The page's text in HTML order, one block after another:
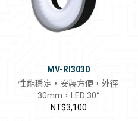
MV-RI3030
性能穩定，安裝方便，外徑
30mm，LED 30°
NT$3,100